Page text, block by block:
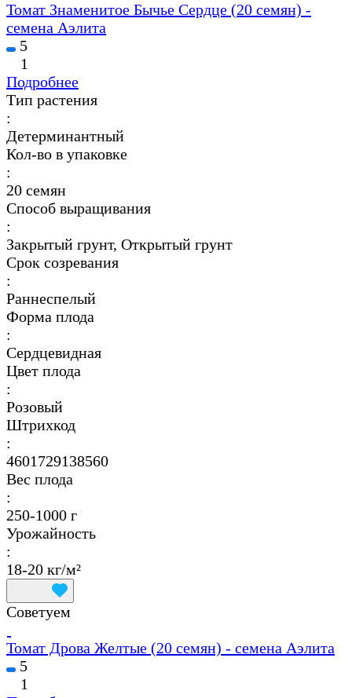
Томат Знаменитое Бычье Сердце (20 семян) -
семена Аэлита
5
1
Подробнее
Тип растения
:
Детерминантный
Кол-во в упаковке
:
20 семян
Способ выращивания
:
Закрытый грунт, Открытый грунт
Срок созревания
:
Раннеспелый
Форма плода
:
Сердцевидная
Цвет плода
:
Розовый
Штрихкод
:
4601729138560
Вес плода
:
250-1000 г
Урожайность
:
18-20 кг/м²
Советуем
Томат Дрова Желтые (20 семян) - семена Аэлита
5
1